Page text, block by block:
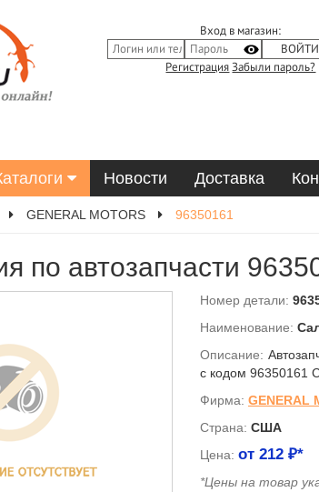
Вход в магазин:
Регистрация Забыли пароль?
Новости Доставка
GENERAL MOTORS 96350161
по автозапчасти
Номер детали:
Наименование:
Описание:
с кодом 96350161
Фирма: GENERAL
Страна: США
Цена: от 212 ₽*
*Цены на товар